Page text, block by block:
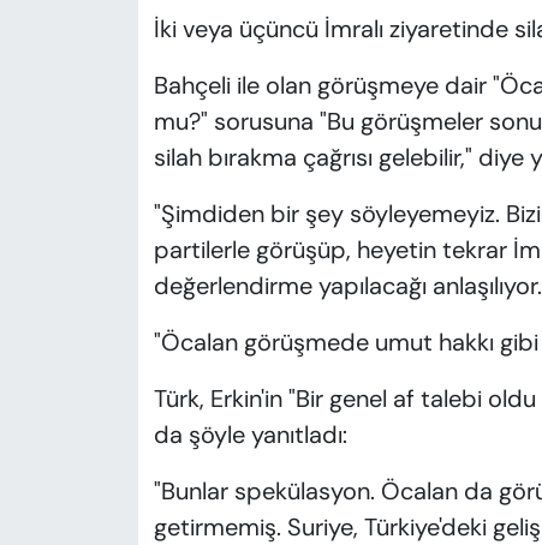
İki veya üçüncü İmralı ziyaretinde
Bahçeli ile olan görüşmeye dair
mu?" sorusuna "Bu görüşmeler
silah bırakma çağrısı gelebilir," diye
"Şimdiden bir şey söyleyemeyiz.
partilerle görüşüp, heyetin tekrar
değerlendirme yapılacağı anlaşılıyor.
"Öcalan görüşmede umut hakkı
Türk, Erkin'in "Bir genel af talebi
da şöyle yanıtladı:
"Bunlar spekülasyon. Öcalan da
getirmemiş. Suriye, Türkiye'deki